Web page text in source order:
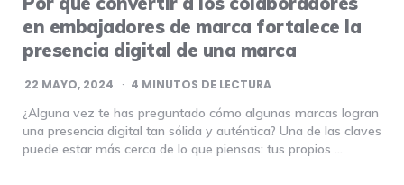
en embajadores de marca fortalece la
presencia digital de una marca
22 MAYO, 2024 4 MINUTOS DE LECTURA
¿Alguna vez te has preguntado cómo algunas marcas logran
una presencia digital tan sólida y auténtica? Una de las claves
puede estar más cerca de lo que piensas: tus propios …